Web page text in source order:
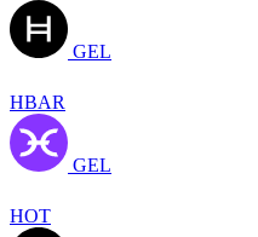
GEL
HBAR
GEL
HOT